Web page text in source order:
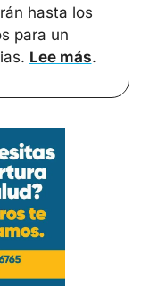
hasta los
para un
Lee más.